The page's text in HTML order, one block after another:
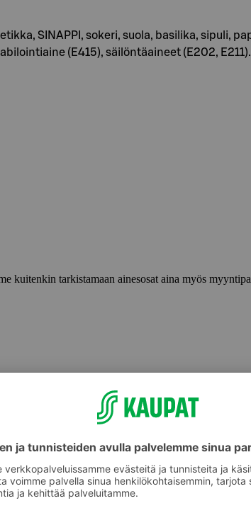
SINAPPI, sokeri, suola, basilika, sipuli,
(E415), säilöntäaineet (E202, E211).
kuitenkin tarkistamaan ainesosat aina myös